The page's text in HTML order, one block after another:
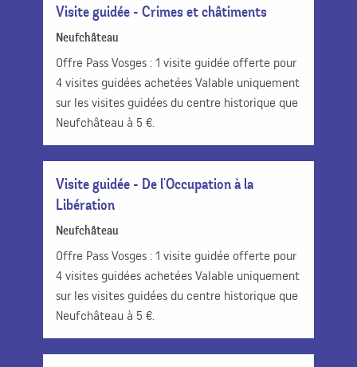
Visite guidée - Crimes et châtiments
Neufchâteau
Offre Pass Vosges : 1 visite guidée offerte pour
4 visites guidées achetées Valable uniquement
sur les visites guidées du centre historique que
Neufchâteau à 5 €.
Visite guidée - De l'Occupation à la
Libération
Neufchâteau
Offre Pass Vosges : 1 visite guidée offerte pour
4 visites guidées achetées Valable uniquement
sur les visites guidées du centre historique que
Neufchâteau à 5 €.